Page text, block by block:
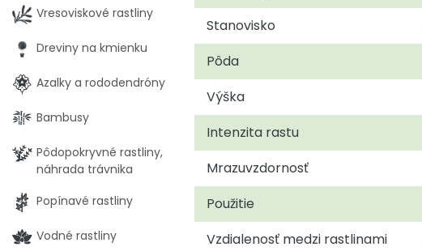
Stanovisko
Pôda
Výška
Intenzita rastu
Mrazuvzdornosť
Použitie
Vzdialenosť medzi rastlinami
Vresoviskové rastliny
Dreviny na kmienku
Azalky a rododendróny
Bambusy
Pôdopokryvné rastliny,
náhrada trávnika
Popínavé rastliny
Vodné rastliny